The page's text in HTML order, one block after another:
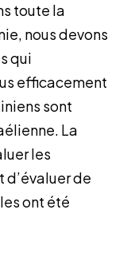
toute la
nous devons
qui
efficacement
sont
La
les
de
ont été